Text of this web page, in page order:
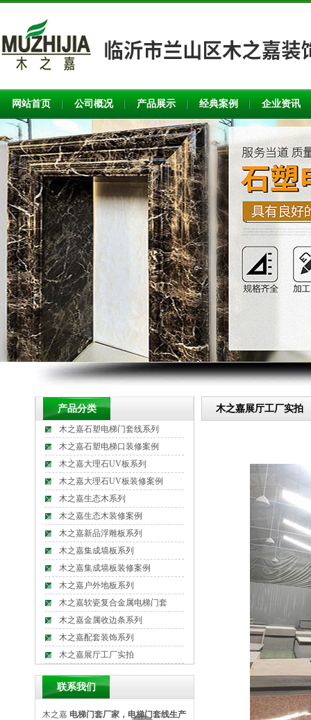
网站首页 公司概况 产品展示 经典案例 企业资讯
产品分类
木之嘉石塑电梯门套线系列
木之嘉石塑电梯口装修案例
木之嘉大理石UV板系列
木之嘉大理石UV板装修案例
木之嘉生态木系列
木之嘉生态木装修案例
木之嘉新品浮雕板系列
木之嘉集成墙板系列
木之嘉集成墙板装修案例
木之嘉户外地板系列
木之嘉软瓷复合金属电梯门套
木之嘉金属收边条系列
木之嘉配套装饰系列
木之嘉展厅工厂实拍
联系我们
木之嘉 电梯门套厂家，电梯门套线生产
木之嘉展厅工厂实拍